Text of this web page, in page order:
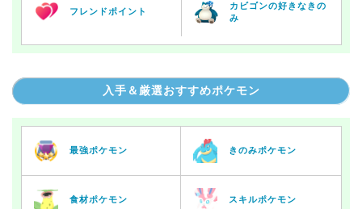
フレンドポイント
カビゴンの好きなきの
み
入手＆厳選おすすめポケモン
最強ポケモン きのみポケモン
食材ポケモン スキルポケモン